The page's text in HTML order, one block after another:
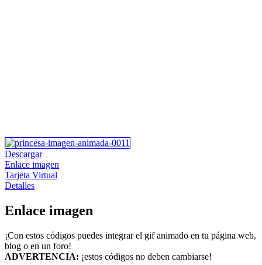
Descargar
Enlace imagen
Tarjeta Virtual
Detalles
Enlace imagen
¡Con estos códigos puedes integrar el gif animado en tu página web,
blog o en un foro!
ADVERTENCIA: ¡estos códigos no deben cambiarse!